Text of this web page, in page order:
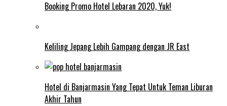
Booking Promo Hotel Lebaran 2020, Yuk!
Keliling Jepang Lebih Gampang dengan JR East
Hotel di Banjarmasin Yang Tepat Untuk Teman Liburan
Akhir Tahun